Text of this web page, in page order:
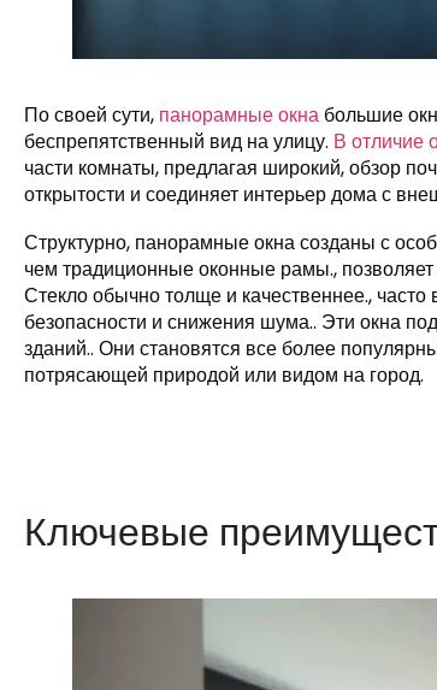
По своей сути, панорамные окна большие
беспрепятственный вид на улицу. В отличие
части комнаты, предлагая широкий, обзор
открытости и соединяет интерьер дома с
Структурно, панорамные окна созданы с
чем традиционные оконные рамы.,
Стекло обычно толще и качественнее.,
безопасности и снижения шума.. Эти окна
зданий.. Они становятся все более
потрясающей природой или видом на город.
Ключевые